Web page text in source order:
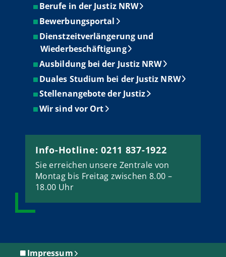
Berufe in der Justiz NRW
Bewerbungsportal
Dienstzeitverlängerung und
Wiederbeschäftigung
Ausbildung bei der Justiz NRW
Duales Studium bei der Justiz NRW
Stellenangebote der Justiz
Wir sind vor Ort
Info-Hotline: 0211 837-1922
Sie erreichen unsere Zentrale von
Montag bis Freitag zwischen 8.00 –
18.00 Uhr
Impressum